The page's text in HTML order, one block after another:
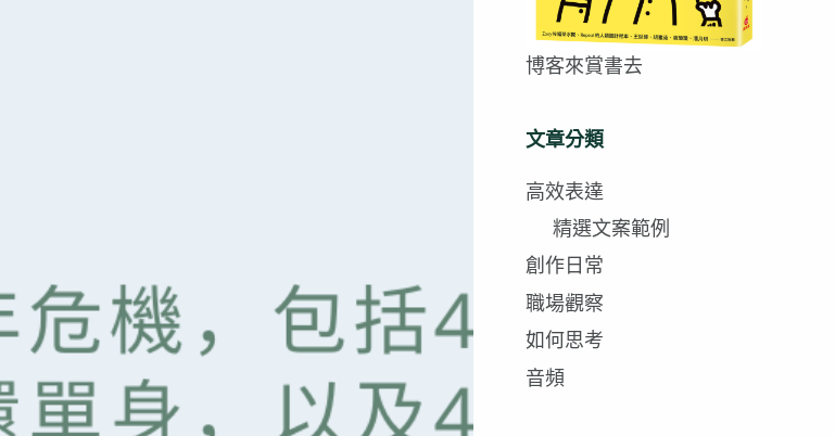
博客來賞書去
文章分類
高效表達
精選文案範例
創作日常
職場觀察
如何思考
音頻